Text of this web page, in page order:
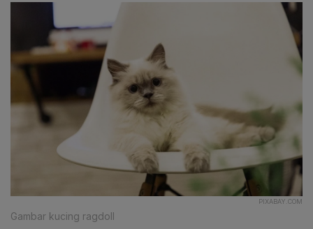
PIXABAY.COM
Gambar kucing ragdoll